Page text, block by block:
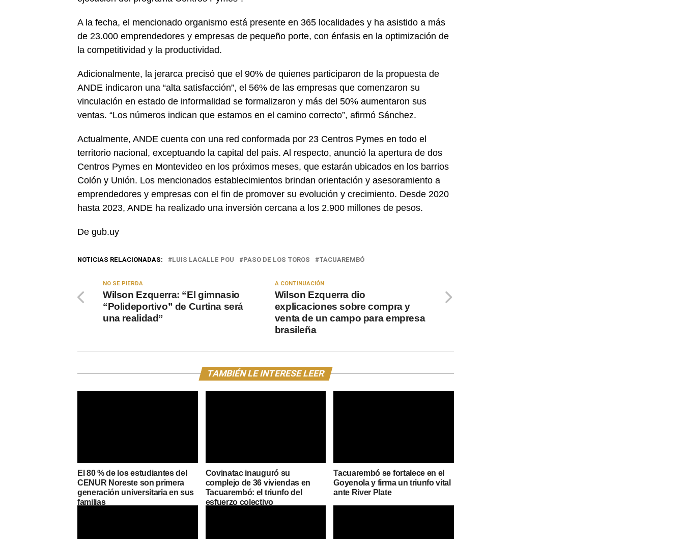
A la fecha, el mencionado organismo está presente en 365 localidades y ha asistido a más
de 23.000 emprendedores y empresas de pequeño porte, con énfasis en la optimización de
la competitividad y la productividad.
Adicionalmente, la jerarca precisó que el 90% de quienes participaron de la propuesta de
ANDE indicaron una “alta satisfacción”, el 56% de las empresas que comenzaron su
vinculación en estado de informalidad se formalizaron y más del 50% aumentaron sus
ventas. “Los números indican que estamos en el camino correcto”, afirmó Sánchez.
Actualmente, ANDE cuenta con una red conformada por 23 Centros Pymes en todo el
territorio nacional, exceptuando la capital del país. Al respecto, anunció la apertura de dos
Centros Pymes en Montevideo en los próximos meses, que estarán ubicados en los barrios
Colón y Unión. Los mencionados establecimientos brindan orientación y asesoramiento a
emprendedores y empresas con el fin de promover su evolución y crecimiento. Desde 2020
hasta 2023, ANDE ha realizado una inversión cercana a los 2.900 millones de pesos.
De gub.uy
NOTICIAS RELACIONADAS: LUIS LACALLE POU PASO DE LOS TOROS TACUAREMBÓ
A CONTINUACIÓN
Wilson Ezquerra dio
explicaciones sobre compra y
venta de un campo para empresa
brasileña
NO SE PIERDA
Wilson Ezquerra: “El gimnasio
“Polideportivo” de Curtina será
una realidad”
TAMBIÉN LE INTERESE LEER
El 80 % de los estudiantes del
CENUR Noreste son primera
generación universitaria en sus
familias
Covinatac inauguró su
complejo de 36 viviendas en
Tacuarembó: el triunfo del
esfuerzo colectivo
Tacuarembó se fortalece en el
Goyenola y firma un triunfo vital
ante River Plate